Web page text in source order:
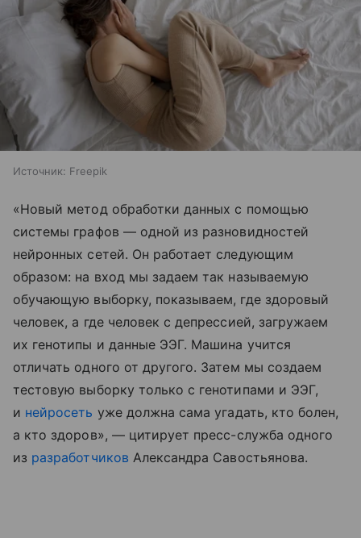
Источник: Freepik
«Новый метод обработки данных с помощью
системы графов — одной из разновидностей
нейронных сетей. Он работает следующим
образом: на вход мы задаем так называемую
обучающую выборку, показываем, где здоровый
человек, а где человек с депрессией, загружаем
их генотипы и данные ЭЭГ. Машина учится
отличать одного от другого. Затем мы создаем
тестовую выборку только с генотипами и ЭЭГ,
и нейросеть уже должна сама угадать, кто болен,
а кто здоров», — цитирует пресс-служба одного
из разработчиков Александра Савостьянова.